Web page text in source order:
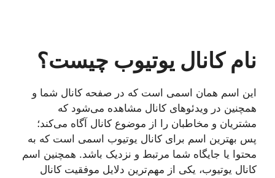
نام کانال یوتیوب چیست؟
این اسم همان اسمی است که در صفحه کانال شما و
همچنین در ویدئوهای کانال مشاهده می‌‌‌شود که
مشتریان و مخاطبان را از موضوع کانال آگاه می‌کند؛
پس بهترین اسم برای کانال یوتیوب اسمی است که به
محتوا یا جایگاه شما مرتبط و نزدیک باشد. همچنین اسم
کانال یوتیوب، یکی از مهم‌ترین دلایل موفقیت کانال